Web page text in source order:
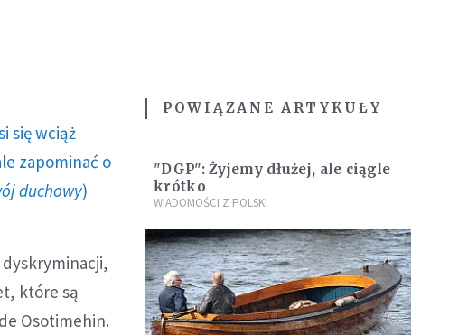
się wciąż
zapominać o
duchowy)
dyskryminacji,
które są
Osotimehin.
POWIĄZANE ARTYKUŁY
"DGP": Żyjemy dłużej, ale ciągle
krótko
WIADOMOŚCI Z POLSKI